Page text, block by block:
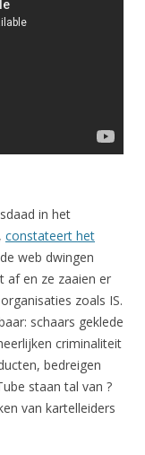
in het
constateert het
web dwingen
af en ze zaaien er
zoals IS.
schaars geklede
criminaliteit
bedreigen
staan tal van ?
van kartelleiders